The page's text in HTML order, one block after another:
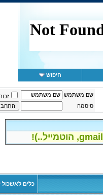
חיפוש
שם משתמש
סיסמה
כלים לאשכול